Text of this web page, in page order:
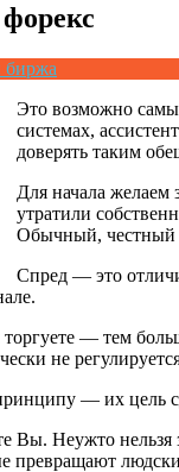
биржа
Это возможно
системах,
доверять таким
Для начала желаем
утратили
Обычный, честный
Спред — это
— тем
не
— их цель
Неужто нельзя
превращают